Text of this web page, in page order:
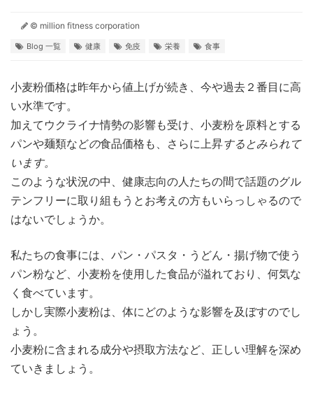
© million fitness corporation
Blog 一覧 健康 免疫 栄養 食事
小麦粉価格は昨年から値上げが続き、今や過去２番目に高
い水準です。
加えてウクライナ情勢の影響も受け、小麦粉を原料とする
パンや麺類などの食品価格も、さらに上昇するとみられて
います。
このような状況の中、健康志向の人たちの間で話題のグル
テンフリーに取り組もうとお考えの方もいらっしゃるので
はないでしょうか。
私たちの食事には、パン・パスタ・うどん・揚げ物で使う
パン粉など、小麦粉を使用した食品が溢れており、何気な
く食べています。
しかし実際小麦粉は、体にどのような影響を及ぼすのでし
ょう。
小麦粉に含まれる成分や摂取方法など、正しい理解を深め
ていきましょう。